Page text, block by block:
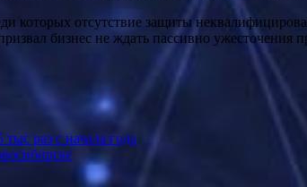
которых отсутствие защиты
бизнес не ждать пассивно ужесточения
раз с начала года